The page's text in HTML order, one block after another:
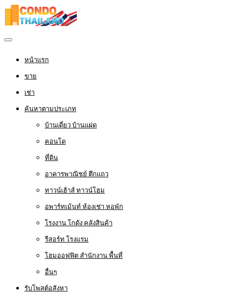
หน้าแรก
ขาย
เช่า
ค้นหาตามประเภท
บ้านเดี่ยว บ้านแฝด
คอนโด
ที่ดิน
อาคารพาณิชย์ ตึกแถว
ทาวน์เฮ้าส์ ทาวน์โฮม
อพาร์ทเม้นท์ ห้องเช่า หอพัก
โรงงาน โกดัง คลังสินค้า
รีสอร์ท โรงแรม
โฮมออฟฟิต สำนักงาน พื้นที่
อื่นๆ
รับโพสต์อสังหา